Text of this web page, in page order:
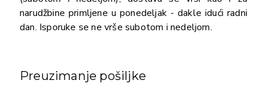
narudžbine primljene u ponedeljak - dakle idući radni
dan. Isporuke se ne vrše subotom i nedeljom.
Preuzimanje pošiljke